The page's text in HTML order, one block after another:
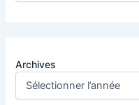
Archives